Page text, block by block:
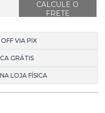
VIA PIX
GRÁTIS
LOJA FÍSICA